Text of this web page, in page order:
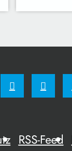
RSS-Feed